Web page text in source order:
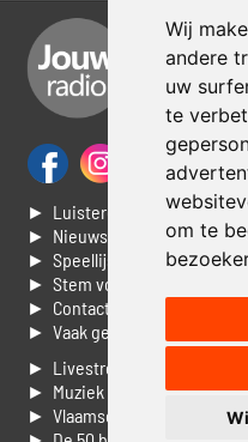
Wij
andere
uw
te
om te
► Luisteren naar Jouwradio
► Nieuws
► Speellijst
► Stem voor de Dag top 3
► Contacteer ons
► Vaak gestelde vragen
► Livestream informatie
► Muziek opzoeken
► Vlaamse 100 Aller tijden